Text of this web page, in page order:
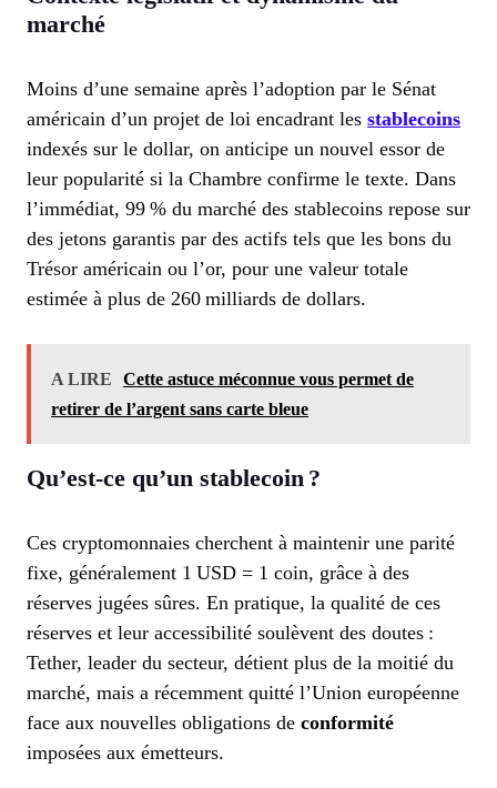
marché
Moins d’une semaine après l’adoption par le Sénat
américain d’un projet de loi encadrant les stablecoins
indexés sur le dollar, on anticipe un nouvel essor de
leur popularité si la Chambre confirme le texte. Dans
l’immédiat, 99 % du marché des stablecoins repose sur
des jetons garantis par des actifs tels que les bons du
Trésor américain ou l’or, pour une valeur totale
estimée à plus de 260 milliards de dollars.
A LIRE
Cette astuce méconnue vous permet de
retirer de l’argent sans carte bleue
Qu’est-ce qu’un stablecoin ?
Ces cryptomonnaies cherchent à maintenir une parité
fixe, généralement 1 USD = 1 coin, grâce à des
réserves jugées sûres. En pratique, la qualité de ces
réserves et leur accessibilité soulèvent des doutes :
Tether, leader du secteur, détient plus de la moitié du
marché, mais a récemment quitté l’Union européenne
face aux nouvelles obligations de conformité
imposées aux émetteurs.